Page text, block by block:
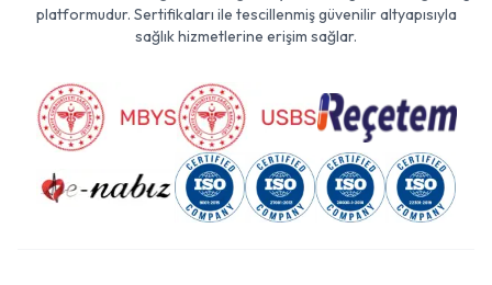
platformudur. Sertifikaları ile tescillenmiş güvenilir altyapısıyla
sağlık hizmetlerine erişim sağlar.